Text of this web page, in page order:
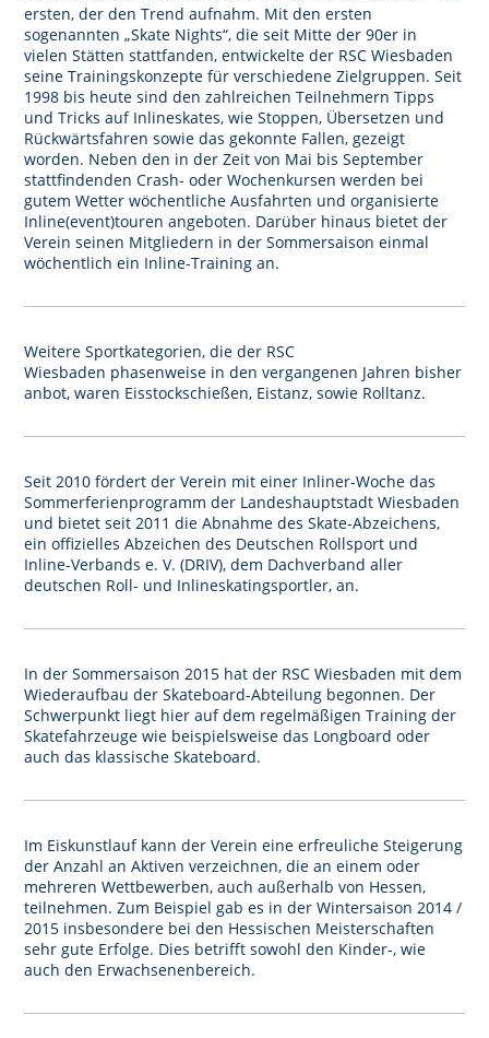
ersten, der den Trend aufnahm. Mit den ersten
sogenannten „Skate Nights“, die seit Mitte der 90er in
vielen Stätten stattfanden, entwickelte der RSC Wiesbaden
seine Trainingskonzepte für verschiedene Zielgruppen. Seit
1998 bis heute sind den zahlreichen Teilnehmern Tipps
und Tricks auf Inlineskates, wie Stoppen, Übersetzen und
Rückwärtsfahren sowie das gekonnte Fallen, gezeigt
worden. Neben den in der Zeit von Mai bis September
stattfindenden Crash- oder Wochenkursen werden bei
gutem Wetter wöchentliche Ausfahrten und organisierte
Inline(event)touren angeboten. Darüber hinaus bietet der
Verein seinen Mitgliedern in der Sommersaison einmal
wöchentlich ein Inline-Training an.
Weitere Sportkategorien, die der RSC
Wiesbaden phasenweise in den vergangenen Jahren bisher
anbot, waren Eisstockschießen, Eistanz, sowie Rolltanz.
Seit 2010 fördert der Verein mit einer Inliner-Woche das
Sommerferienprogramm der Landeshauptstadt Wiesbaden
und bietet seit 2011 die Abnahme des Skate-Abzeichens,
ein offizielles Abzeichen des Deutschen Rollsport und
Inline-Verbands e. V. (DRIV), dem Dachverband aller
deutschen Roll- und Inlineskatingsportler, an.
In der Sommersaison 2015 hat der RSC Wiesbaden mit dem
Wiederaufbau der Skateboard-Abteilung begonnen. Der
Schwerpunkt liegt hier auf dem regelmäßigen Training der
Skatefahrzeuge wie beispielsweise das Longboard oder
auch das klassische Skateboard.
Im Eiskunstlauf kann der Verein eine erfreuliche Steigerung
der Anzahl an Aktiven verzeichnen, die an einem oder
mehreren Wettbewerben, auch außerhalb von Hessen,
teilnehmen. Zum Beispiel gab es in der Wintersaison 2014 /
2015 insbesondere bei den Hessischen Meisterschaften
sehr gute Erfolge. Dies betrifft sowohl den Kinder-, wie
auch den Erwachsenenbereich.